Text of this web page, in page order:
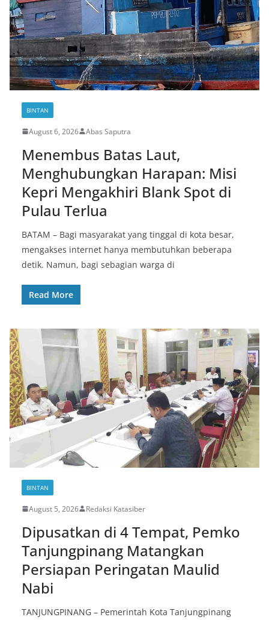
BINTAN
August 6, 2026 Abas Saputra
Menembus Batas Laut,
Menghubungkan Harapan: Misi
Kepri Mengakhiri Blank Spot di
Pulau Terlua
BATAM – Bagi masyarakat yang tinggal di kota besar,
mengakses internet hanya membutuhkan beberapa
detik. Namun, bagi sebagian warga di
Read More
BINTAN
August 5, 2026 Redaksi Katasiber
Dipusatkan di 4 Tempat, Pemko
Tanjungpinang Matangkan
Persiapan Peringatan Maulid
Nabi
TANJUNGPINANG – Pemerintah Kota Tanjungpinang